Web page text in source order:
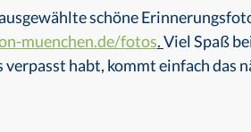
schöne
muenchen.de/fotos. Viel Spaß
verpasst habt, kommt einfach das